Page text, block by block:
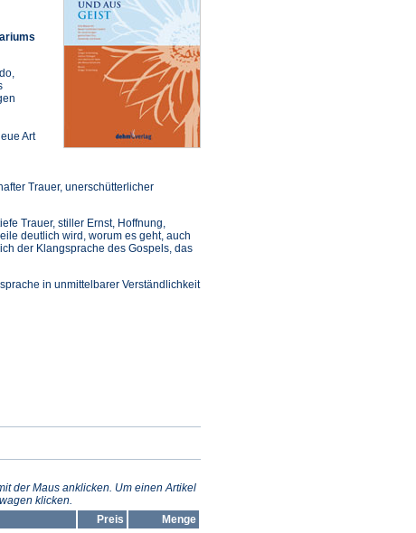
Art
Trauer, unerschütterlicher
Trauer, stiller Ernst, Hoffnung,
deutlich wird, worum es geht, auch
der Klangsprache des Gospels, das
in unmittelbarer Verständlichkeit
der Maus anklicken. Um einen Artikel
klicken.
Preis
Menge